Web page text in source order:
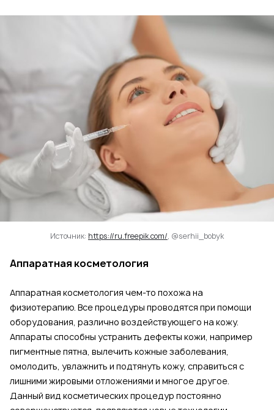
Источник: https://ru.freepik.com/, @serhii_bobyk
Аппаратная косметология
Аппаратная косметология чем-то похожа на
физиотерапию. Все процедуры проводятся при помощи
оборудования, различно воздействующего на кожу.
Аппараты способны устранить дефекты кожи, например
пигментные пятна, вылечить кожные заболевания,
омолодить, увлажнить и подтянуть кожу, справиться с
лишними жировыми отложениями и многое другое.
Данный вид косметических процедур постоянно